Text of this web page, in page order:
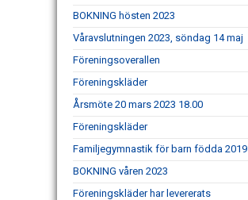
BOKNING hösten 2023
Våravslutningen 2023, söndag 14 maj
Föreningsoverallen
Föreningskläder
Årsmöte 20 mars 2023 18.00
Föreningskläder
Familjegymnastik för barn födda 2019
BOKNING våren 2023
Föreningskläder har levererats